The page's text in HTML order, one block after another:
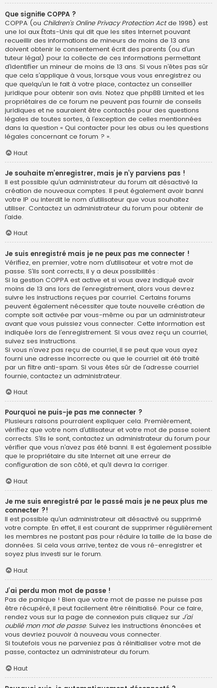
Que signifie COPPA ?
COPPA (ou Children’s Online Privacy Protection Actde 1998) est
une loi aux États-Unis qui dit que les sites Internet pouvant
recueillir des informations de mineurs de moins de 13 ans
doivent obtenir le consentement écrit des parents (ou d’un
tuteur légal) pour la collecte de ces informations permettant
d’identifier un mineur de moins de 13 ans. Si vous n’êtes pas sûr
que cela s’applique à vous, lorsque vous vous enregistrez ou
que quelqu’un le fait à votre place, contactez un conseiller
juridique pour obtenir son avis. Notez que phpBB Limited et les
propriétaires de ce forum ne peuvent pas fournir de conseils
juridiques et ne sauraient être contactés pour des questions
légales de toutes sortes, à l’exception de celles mentionnées
dans la question « Qui contacter pour les abus ou les questions
légales concernant ce forum ? ».
Haut
Je souhaite m’enregistrer, mais je n’y parviens pas !
Il est possible qu’un administrateur du forum ait désactivé la
création de nouveaux comptes. Il peut également avoir banni
votre IP ou interdit le nom d’utilisateur que vous souhaitez
utiliser. Contactez un administrateur du forum pour obtenir de
l’aide.
Haut
Je suis enregistré mais je ne peux pas me connecter !
Vérifiez, en premier, votre nom d’utilisateur et votre mot de
passe. S’ils sont corrects, il y a deux possibilités :
Si la gestion COPPA est active et si vous avez indiqué avoir
moins de 13 ans lors de l’enregistrement, alors vous devrez
suivre les instructions reçues par courriel. Certains forums
peuvent également nécessiter que toute nouvelle création de
compte soit activée par vous-même ou par un administrateur
avant que vous puissiez vous connecter. Cette information est
indiquée lors de l’enregistrement. Si vous avez reçu un courriel,
suivez ses instructions.
Si vous n’avez pas reçu de courriel, il se peut que vous ayez
fourni une adresse incorrecte ou que le courriel ait été traité
par un filtre anti-spam. Si vous êtes sûr de l’adresse courriel
fournie, contactez un administrateur.
Haut
Pourquoi ne puis-je pas me connecter ?
Plusieurs raisons pourraient expliquer cela. Premièrement,
vérifiez que votre nom d’utilisateur et votre mot de passe soient
corrects. S’ils le sont, contactez un administrateur du forum pour
vérifier que vous n’avez pas été banni. Il est également possible
que le propriétaire du site Internet ait une erreur de
configuration de son côté, et qu’il devra la corriger.
Haut
Je me suis enregistré par le passé mais je ne peux plus me
connecter ?!
Il est possible qu’un administrateur ait désactivé ou supprimé
votre compte. En effet, il est courant de supprimer régulièrement
les membres ne postant pas pour réduire la taille de la base de
données. Si cela vous arrive, tentez de vous ré-enregistrer et
soyez plus investi sur le forum.
Haut
J’ai perdu mon mot de passe !
Pas de panique ! Bien que votre mot de passe ne puisse pas
être récupéré, il peut facilement être réinitialisé. Pour ce faire,
rendez vous sur la page de connexion puis cliquez sur J’ai
oublié mon mot de passe. Suivez les instructions énoncées et
vous devriez pouvoir à nouveau vous connecter.
Si toutefois vous ne parveniez pas à réinitialiser votre mot de
passe, contactez un administrateur du forum.
Haut